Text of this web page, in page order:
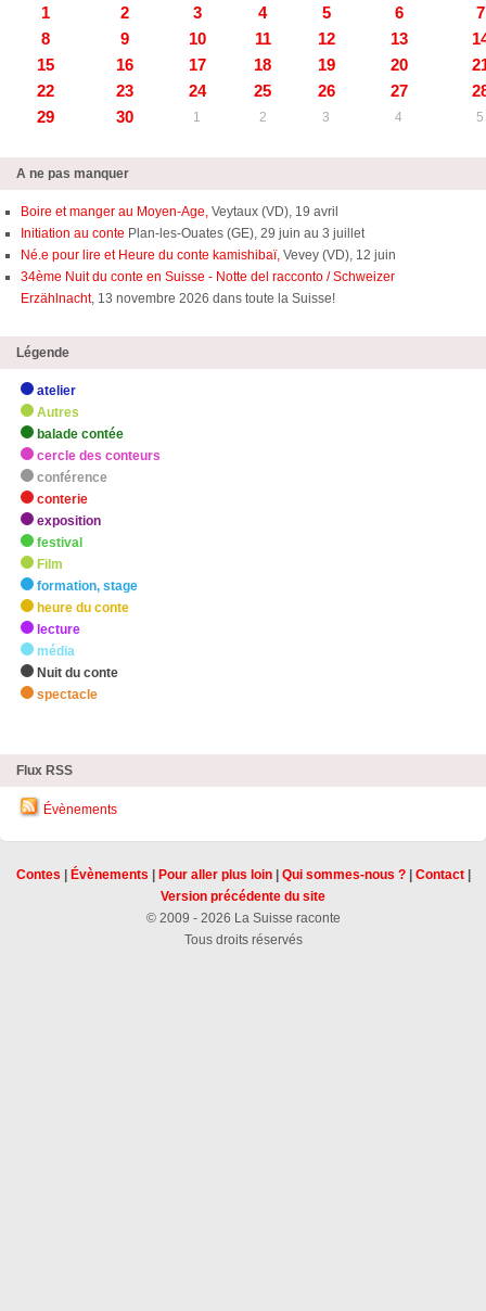
1 2 3 4 5 6
7
8
9 10 11 12 13
15
16 17 18 19 20
22
23 24 25 26 27
29
30 1 2 3 4 5
A ne pas manquer
Boire et manger au Moyen-Age, Veytaux (VD), 19 avril
Initiation au conte Plan-les-Ouates (GE), 29 juin au 3 juillet
Né.e pour lire et Heure du conte kamishibaï, Vevey (VD), 12 juin
34ème Nuit du conte en Suisse - Notte del racconto / Schweizer
Erzählnacht, 13 novembre 2026 dans toute la Suisse!
Légende
atelier
Autres
balade contée
cercle des conteurs
conférence
conterie
exposition
festival
Film
formation, stage
heure du conte
lecture
média
Nuit du conte
spectacle
Flux RSS
Évènements
Contes Évènements Pour aller plus loin| Qui sommes-nous ?| Contact|
Version précédente du site
© 2009 - 2026 La Suisse raconte
Tous droits réservés